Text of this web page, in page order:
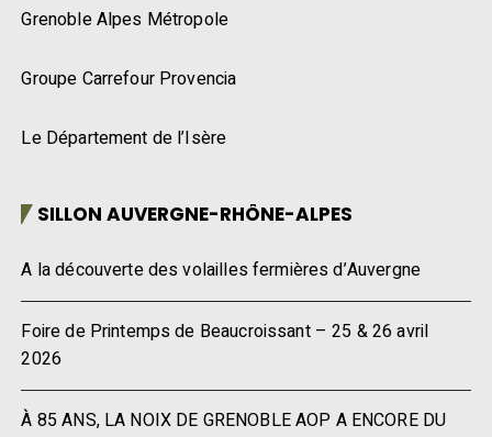
Grenoble Alpes Métropole
Groupe Carrefour Provencia
Le Département de l’Isère
SILLON AUVERGNE-RHÔNE-ALPES
A la découverte des volailles fermières d’Auvergne
Foire de Printemps de Beaucroissant – 25 & 26 avril
2026
À 85 ANS, LA NOIX DE GRENOBLE AOP A ENCORE DU